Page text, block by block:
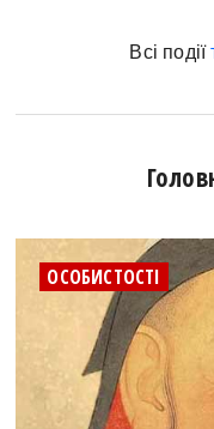
Всі події
ОСОБИСТОСТІ